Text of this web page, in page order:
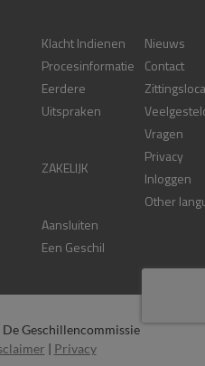
Klacht Indienen
Procesinformatie
Eerdere
Uitspraken
ZAKELIJK
Aansluiten
Een Geschil
Nieuws
Contact
Vragen
Privacy
Inloggen
Other
Geschillencommissie
| Privacy